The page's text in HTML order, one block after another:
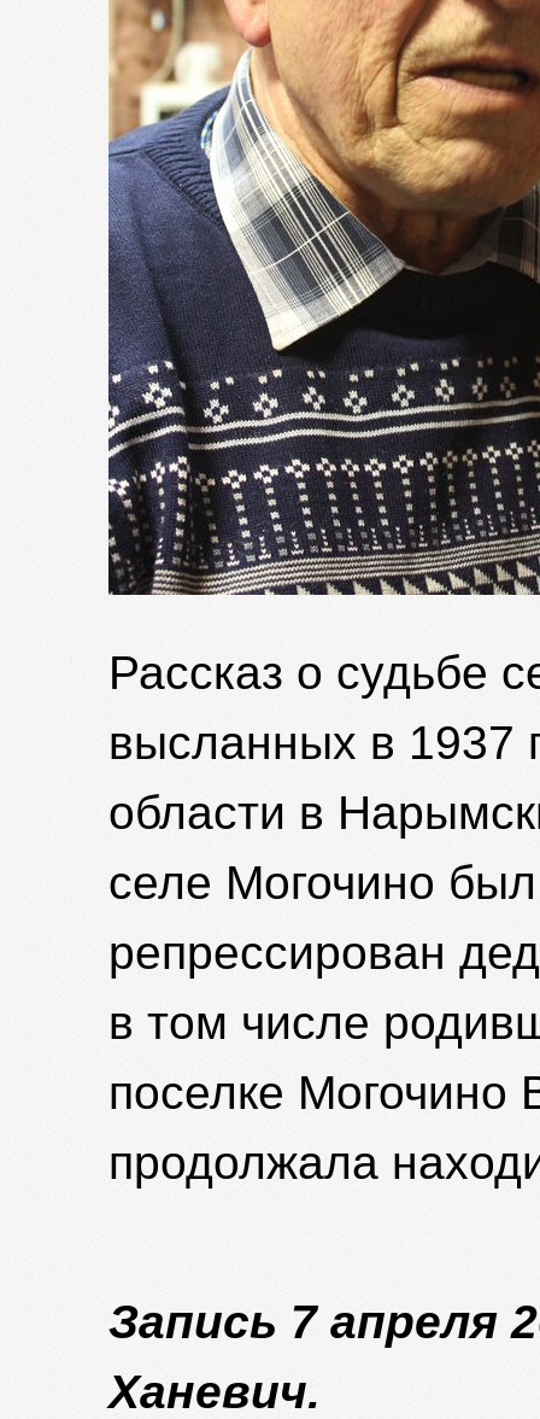
Рассказ о судьбе
высланных в 1937
области в
селе Могочино
репрессирован
в том числе
поселке
продолжала
Запись 7 апреля
Ханевич.